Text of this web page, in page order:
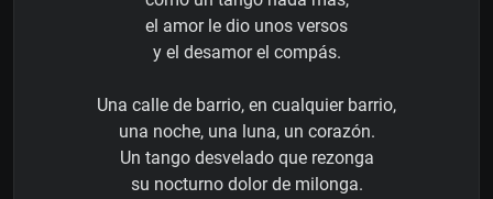
el amor le dio unos versos
y el desamor el compás.
Una calle de barrio, en cualquier barrio,
una noche, una luna, un corazón.
Un tango desvelado que rezonga
su nocturno dolor de milonga.